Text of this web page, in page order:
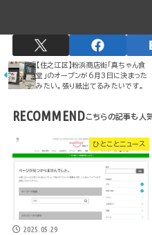
【住之江区】粉浜商店街「真ちゃん食
堂」のオープンが6月3日に決まった
みたい。張り紙出てるみたいです。
RECOMMEND
ひとことニュース
2025.05.29